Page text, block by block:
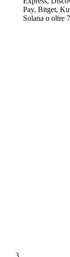
Pay, Bitget,
Solana o oltre